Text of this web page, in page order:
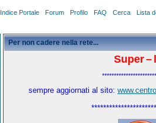
Indice Portale Forum Profilo FAQ Cerca Lista
Per non cadere nella rete...
Super–
sempre aggiornati al sito: